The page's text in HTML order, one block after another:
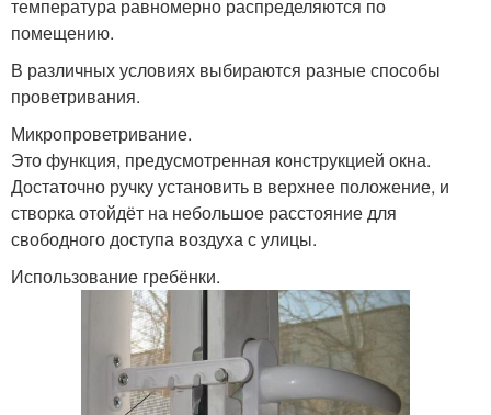
температура равномерно распределяются по
помещению.
В различных условиях выбираются разные способы
проветривания.
Микропроветривание.
Это функция, предусмотренная конструкцией окна.
Достаточно ручку установить в верхнее положение, и
створка отойдёт на небольшое расстояние для
свободного доступа воздуха с улицы.
Использование гребёнки.